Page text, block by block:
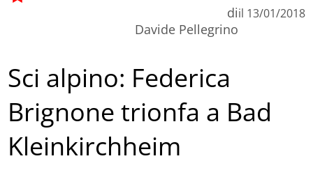
di
Davide Pellegrino
il 13/01/2018
Sci alpino: Federica
Brignone trionfa a Bad
Kleinkirchheim